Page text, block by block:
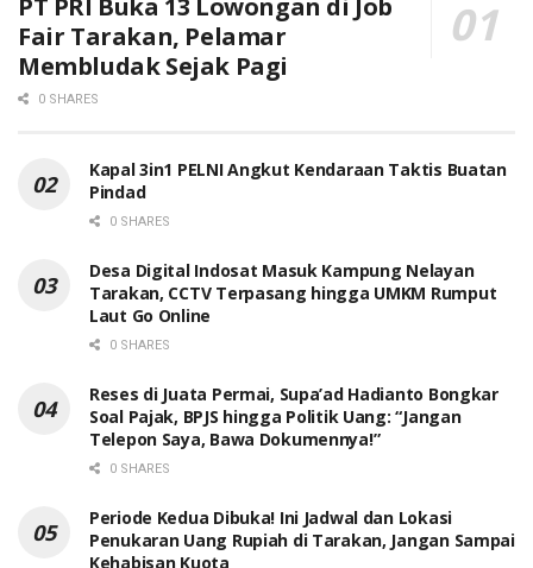
PT PRI Buka 13 Lowongan di Job
Fair Tarakan, Pelamar
Membludak Sejak Pagi
0 SHARES
Kapal 3in1 PELNI Angkut Kendaraan Taktis Buatan
Pindad
0 SHARES
Desa Digital Indosat Masuk Kampung Nelayan
Tarakan, CCTV Terpasang hingga UMKM Rumput
Laut Go Online
0 SHARES
Reses di Juata Permai, Supa’ad Hadianto Bongkar
Soal Pajak, BPJS hingga Politik Uang: “Jangan
Telepon Saya, Bawa Dokumennya!”
0 SHARES
Periode Kedua Dibuka! Ini Jadwal dan Lokasi
Penukaran Uang Rupiah di Tarakan, Jangan Sampai
Kehabisan Kuota